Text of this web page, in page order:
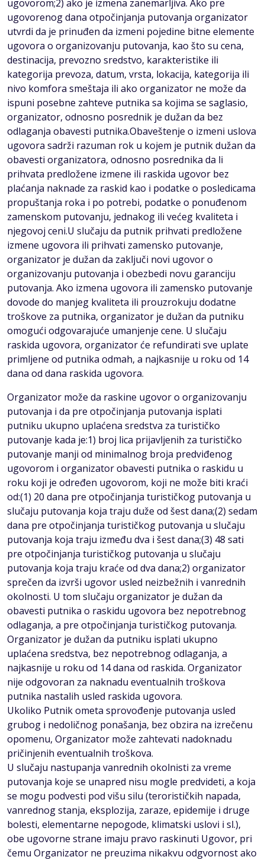
ugovorom;2) ako je izmena zanemarljiva. Ako pre
ugovorenog dana otpočinjanja putovanja organizator
utvrdi da je prinuđen da izmeni pojedine bitne elemente
ugovora o organizovanju putovanja, kao što su cena,
destinacija, prevozno sredstvo, karakteristike ili
kategorija prevoza, datum, vrsta, lokacija, kategorija ili
nivo komfora smeštaja ili ako organizator ne može da
ispuni posebne zahteve putnika sa kojima se saglasio,
organizator, odnosno posrednik je dužan da bez
odlaganja obavesti putnika.Obaveštenje o izmeni uslova
ugovora sadrži razuman rok u kojem je putnik dužan da
obavesti organizatora, odnosno posrednika da li
prihvata predložene izmene ili raskida ugovor bez
plaćanja naknade za raskid kao i podatke o posledicama
propuštanja roka i po potrebi, podatke o ponuđenom
zamenskom putovanju, jednakog ili većeg kvaliteta i
njegovoj ceni.U slučaju da putnik prihvati predložene
izmene ugovora ili prihvati zamensko putovanje,
organizator je dužan da zaključi novi ugovor o
organizovanju putovanja i obezbedi novu garanciju
putovanja. Ako izmena ugovora ili zamensko putovanje
dovode do manjeg kvaliteta ili prouzrokuju dodatne
troškove za putnika, organizator je dužan da putniku
omogući odgovarajuće umanjenje cene. U slučaju
raskida ugovora, organizator će refundirati sve uplate
primljene od putnika odmah, a najkasnije u roku od 14
dana od dana raskida ugovora.
Organizator može da raskine ugovor o organizovanju
putovanja i da pre otpočinjanja putovanja isplati
putniku ukupno uplaćena sredstva za turističko
putovanje kada je:1) broj lica prijavljenih za turističko
putovanje manji od minimalnog broja predviđenog
ugovorom i organizator obavesti putnika o raskidu u
roku koji je određen ugovorom, koji ne može biti kraći
od:(1) 20 dana pre otpočinjanja turističkog putovanja u
slučaju putovanja koja traju duže od šest dana;(2) sedam
dana pre otpočinjanja turističkog putovanja u slučaju
putovanja koja traju između dva i šest dana;(3) 48 sati
pre otpočinjanja turističkog putovanja u slučaju
putovanja koja traju kraće od dva dana;2) organizator
sprečen da izvrši ugovor usled neizbežnih i vanrednih
okolnosti. U tom slučaju organizator je dužan da
obavesti putnika o raskidu ugovora bez nepotrebnog
odlaganja, a pre otpočinjanja turističkog putovanja.
Organizator je dužan da putniku isplati ukupno
uplaćena sredstva, bez nepotrebnog odlaganja, a
najkasnije u roku od 14 dana od raskida. Organizator
nije odgovoran za naknadu eventualnih troškova
putnika nastalih usled raskida ugovora.
Ukoliko Putnik ometa sprovođenje putovanja usled
grubog i nedoličnog ponašanja, bez obzira na izrečenu
opomenu, Organizator može zahtevati nadoknadu
pričinjenih eventualnih troškova.
U slučaju nastupanja vanrednih okolnisti za vreme
putovanja koje se unapred nisu mogle predvideti, a koja
se mogu podvesti pod višu silu (terorističkih napada,
vanrednog stanja, eksplozija, zaraze, epidemije i druge
bolesti, elementarne nepogode, klimatski uslovi i sl.),
obe ugovorne strane imaju pravo raskinuti Ugovor, pri
čemu Organizator ne preuzima nikakvu odgvornost ako